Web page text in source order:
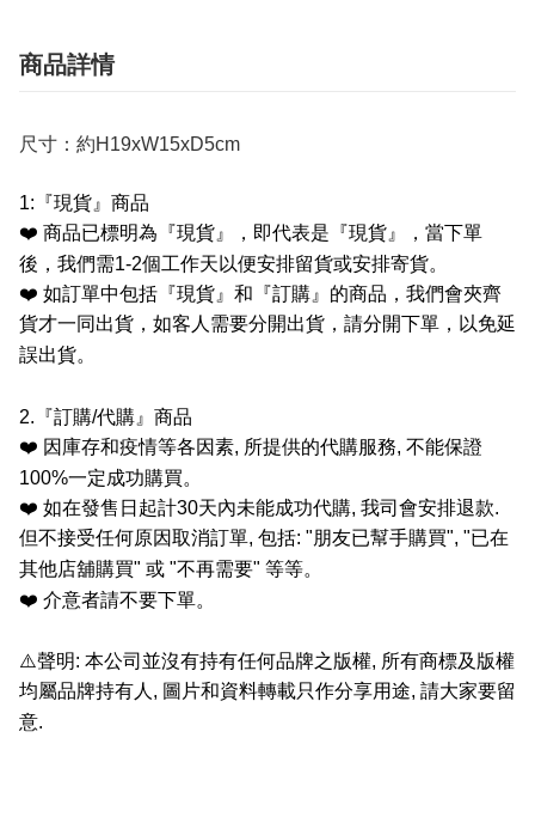
商品詳情
尺寸：約H19xW15xD5cm
1: 『現貨』商品
❤️ 商品已標明為『現貨』，即代表是『現貨』，當下單
後，我們需1-2個工作天以便安排留貨或安排寄貨。
❤️ 如訂單中包括『現貨』和『訂購』的商品，我們會夾齊
貨才一同出貨，如客人需要分開出貨，請分開下單，以免延
誤出貨。
2. 『訂購/代購』商品
❤️ 因庫存和疫情等各因素, 所提供的代購服務, 不能保證
100%一定成功購買。
❤️ 如在發售日起計30天內未能成功代購, 我司會安排退款.
但不接受任何原因取消訂單, 包括: "朋友已幫手購買", "已在
其他店舖購買" 或 "不再需要" 等等。
❤️ 介意者請不要下單。
⚠️聲明: 本公司並沒有持有任何品牌之版權, 所有商標及版權
均屬品牌持有人 , 圖片和資料轉載只作分享用途, 請大家要留
意.